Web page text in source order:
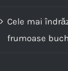
Cele mai
frumoase